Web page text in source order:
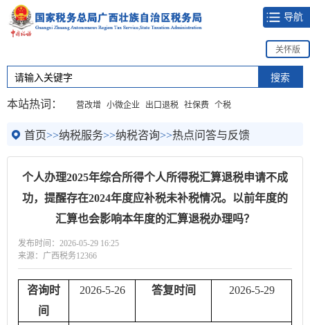
导航
关怀版
本站热词： 营改增 小微企业 出口退税 社保费 个税
首页>>纳税服务>>纳税咨询>>热点问答与反馈
个人办理2025年综合所得个人所得税汇算退税申请不成
功，提醒存在2024年度应补税未补税情况。以前年度的
汇算也会影响本年度的汇算退税办理吗？
发布时间：2026-05-29 16:25
来源：广西税务12366
咨询时
间
2026-5-26 答复时间 2026-5-29